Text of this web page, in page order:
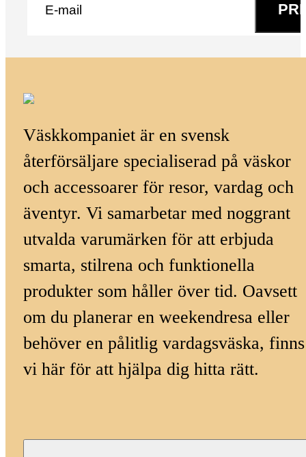
Väskkompaniet är en svensk
återförsäljare specialiserad på väskor
och accessoarer för resor, vardag och
äventyr. Vi samarbetar med noggrant
utvalda varumärken för att erbjuda
smarta, stilrena och funktionella
produkter som håller över tid. Oavsett
om du planerar en weekendresa eller
behöver en pålitlig vardagsväska, finns
vi här för att hjälpa dig hitta rätt.